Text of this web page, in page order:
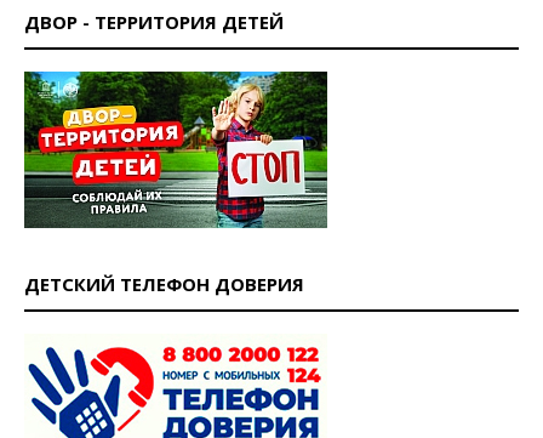
ДВОР - ТЕРРИТОРИЯ ДЕТЕЙ
ДЕТСКИЙ ТЕЛЕФОН ДОВЕРИЯ